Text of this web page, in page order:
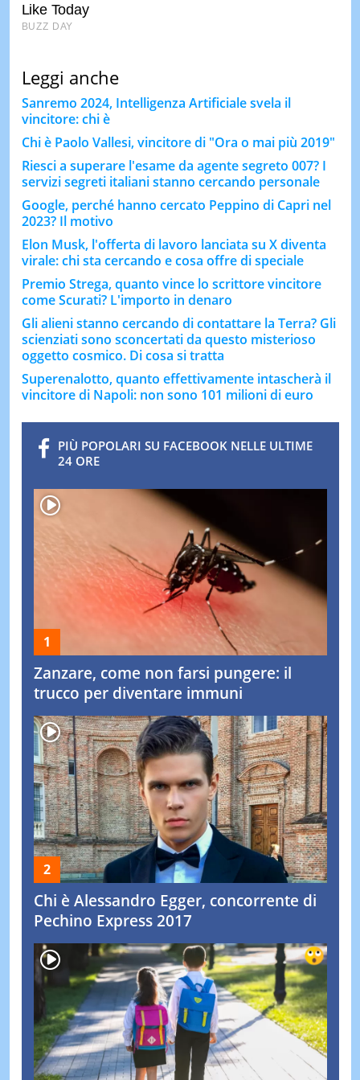
Leggi anche
Sanremo 2024, Intelligenza Artificiale svela il
vincitore: chi è
Chi è Paolo Vallesi, vincitore di "Ora o mai più 2019"
Riesci a superare l'esame da agente segreto 007? I
servizi segreti italiani stanno cercando personale
Google, perché hanno cercato Peppino di Capri nel
2023? Il motivo
Elon Musk, l'offerta di lavoro lanciata su X diventa
virale: chi sta cercando e cosa offre di speciale
Premio Strega, quanto vince lo scrittore vincitore
come Scurati? L'importo in denaro
Gli alieni stanno cercando di contattare la Terra? Gli
scienziati sono sconcertati da questo misterioso
oggetto cosmico. Di cosa si tratta
Superenalotto, quanto effettivamente intascherà il
vincitore di Napoli: non sono 101 milioni di euro
PIÙ POPOLARI SU FACEBOOK NELLE ULTIME
24 ORE
Zanzare, come non farsi pungere: il
trucco per diventare immuni
Chi è Alessandro Egger, concorrente di
Pechino Express 2017